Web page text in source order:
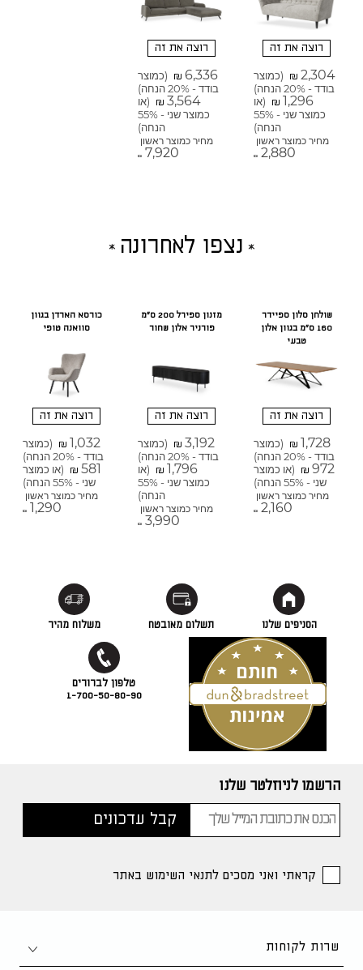
רוצה את זה
₪ 2,304
(כמוצר
בודד - 20% הנחה)
₪ 1,296
(או
כמוצר שני - 55%
הנחה)
מחיר כמוצר ראשון
₪ 2,880
רוצה את זה
₪ 6,336
(כמוצר
בודד - 20% הנחה)
₪ 3,564
(או
כמוצר שני - 55%
הנחה)
מחיר כמוצר ראשון
₪ 7,920
נצפו לאחרונה
שולחן סלון ספיידר
160 ס"מ בגוון אלון
טבעי
רוצה את זה
₪ 1,728
(כמוצר
בודד - 20% הנחה)
₪ 972
(או כמוצר
שני - 55% הנחה)
מחיר כמוצר ראשון
₪ 2,160
מזנון ספירל 200 ס"מ
פורניר אלון שחור
רוצה את זה
₪ 3,192
(כמוצר
בודד - 20% הנחה)
₪ 1,796
(או
כמוצר שני - 55%
הנחה)
מחיר כמוצר ראשון
₪ 3,990
כורסא הארדן בגוון
סוואנה טופי
רוצה את זה
₪ 1,032
(כמוצר
בודד - 20% הנחה)
₪ 581
(או כמוצר
שני - 55% הנחה)
מחיר כמוצר ראשון
₪ 1,290
הסניפים שלנו תשלום מאובטח משלוח מהיר
1-700-50-80-90
הרשמו לניוזלטר שלנו
קראתי ואני מסכים לתנאי השימוש באתר
שרות לקוחות